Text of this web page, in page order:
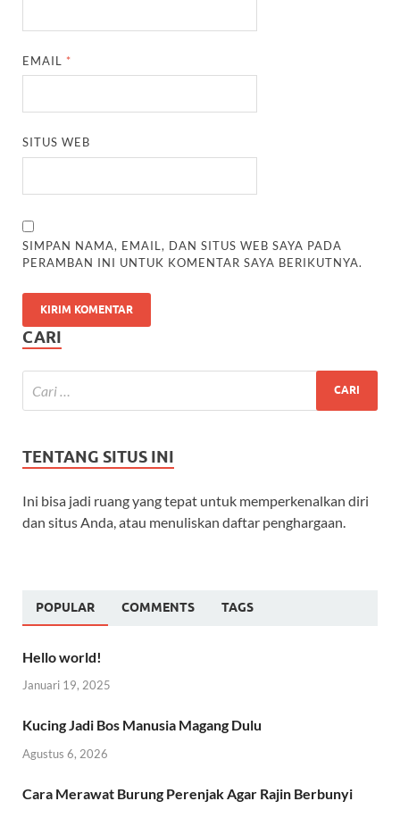
EMAIL *
SITUS WEB
SIMPAN NAMA, EMAIL, DAN SITUS WEB SAYA PADA
PERAMBAN INI UNTUK KOMENTAR SAYA BERIKUTNYA.
CARI
TENTANG SITUS INI
Ini bisa jadi ruang yang tepat untuk memperkenalkan diri
dan situs Anda, atau menuliskan daftar penghargaan.
POPULAR COMMENTS TAGS
Hello world!
Januari 19, 2025
Kucing Jadi Bos Manusia Magang Dulu
Agustus 6, 2026
Cara Merawat Burung Perenjak Agar Rajin Berbunyi